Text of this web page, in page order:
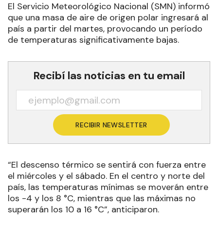
El Servicio Meteorológico Nacional (SMN) informó
que una masa de aire de origen polar ingresará al
país a partir del martes, provocando un período
de temperaturas significativamente bajas.
Recibí las noticias en tu email
RECIBIR NEWSLETTER
“El descenso térmico se sentirá con fuerza entre
el miércoles y el sábado. En el centro y norte del
país, las temperaturas mínimas se moverán entre
los -4 y los 8 °C, mientras que las máximas no
superarán los 10 a 16 °C”, anticiparon.